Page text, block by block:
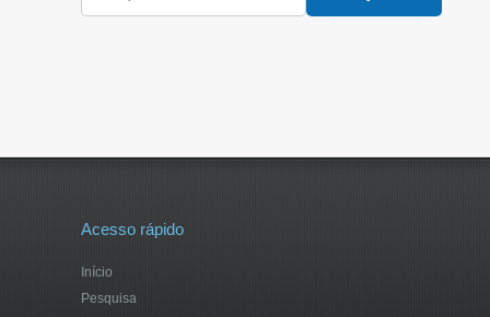
Acesso rápido
Início
Pesquisa